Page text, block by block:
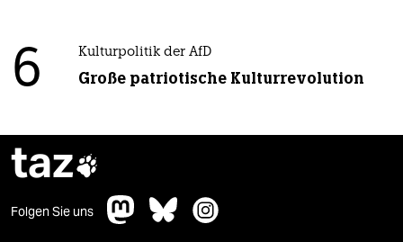
6 Kulturpolitik der AfD
Große patriotische Kulturrevolution
taz
Folgen Sie uns